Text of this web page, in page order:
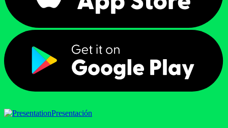
Presentación